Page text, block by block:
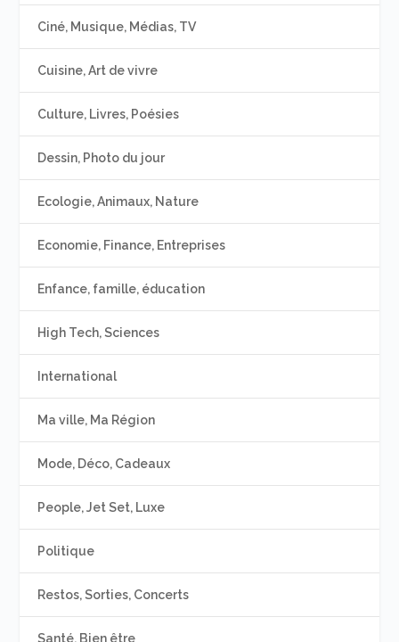
Ciné, Musique, Médias, TV
Cuisine, Art de vivre
Culture, Livres, Poésies
Dessin, Photo du jour
Ecologie, Animaux, Nature
Economie, Finance, Entreprises
Enfance, famille, éducation
High Tech, Sciences
International
Ma ville, Ma Région
Mode, Déco, Cadeaux
People, Jet Set, Luxe
Politique
Restos, Sorties, Concerts
Santé, Bien être